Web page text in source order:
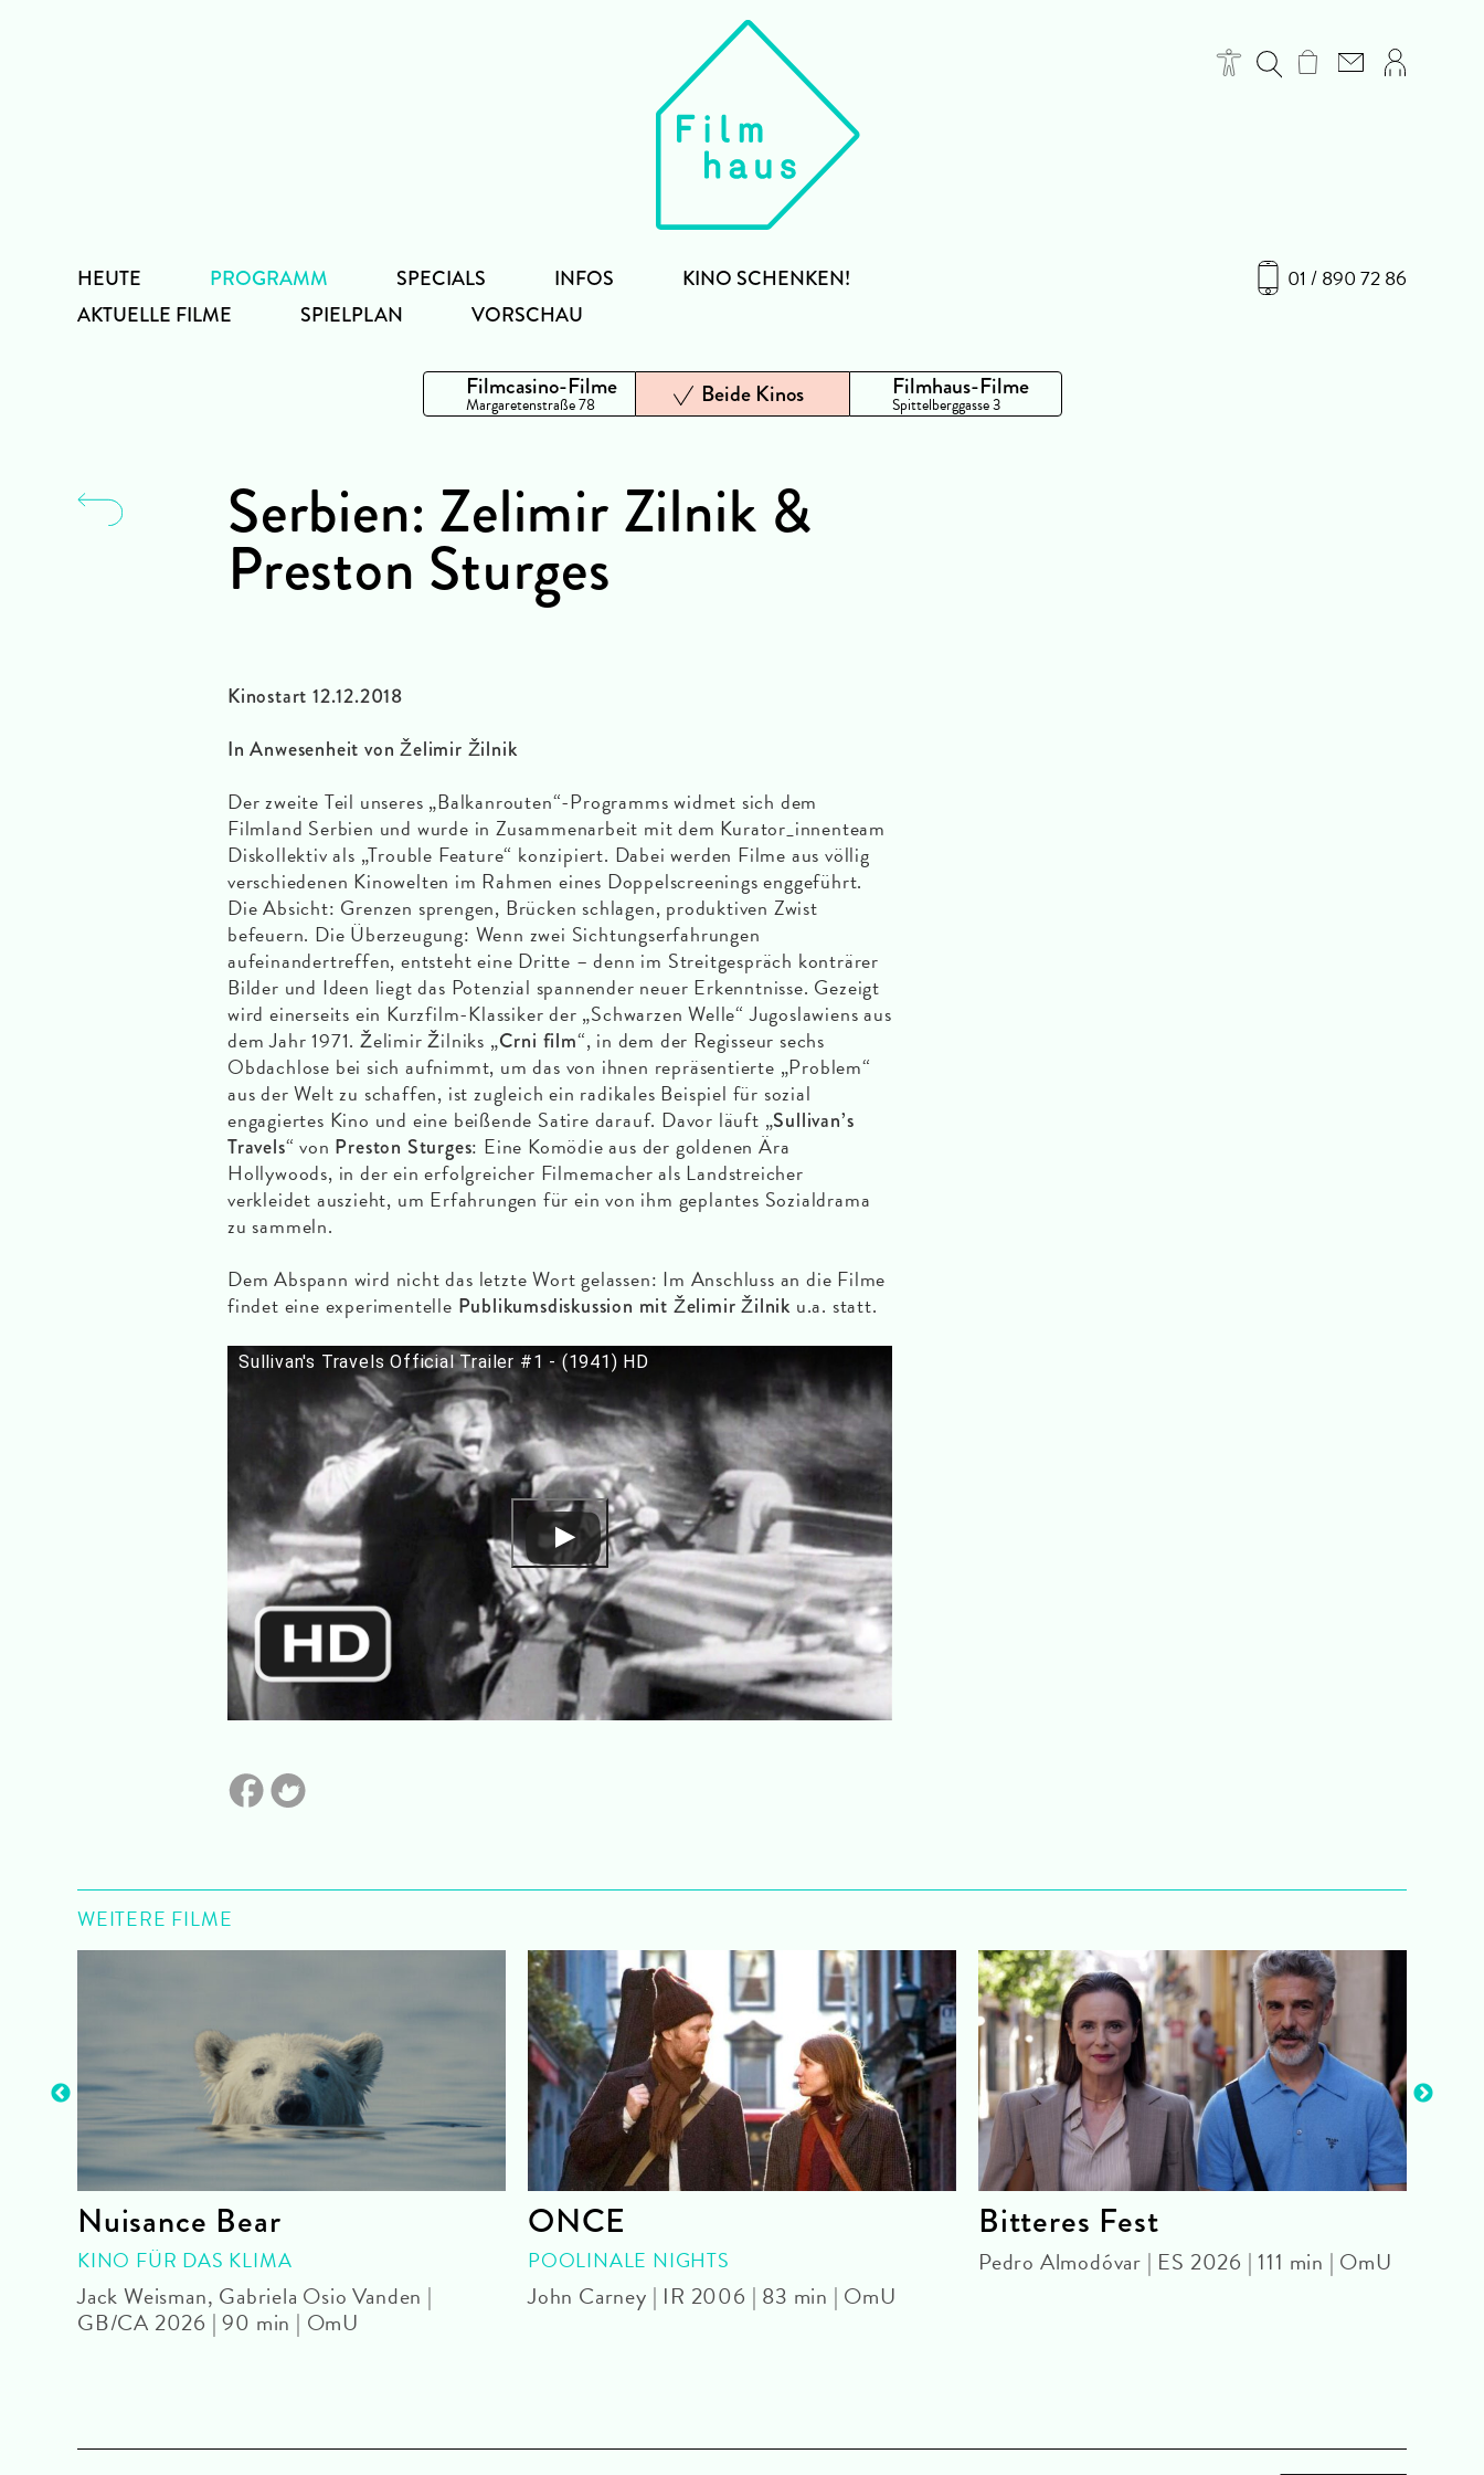
01 / 890 72 86
HEUTE
PROGRAMM
AKTUELLE FILME
SPIELPLAN VORSCHAU
SPECIALS INFOS KINO SCHENKEN!
Filmcasino-Filme
Margaretenstraße 78 Beide Kinos Filmhaus-Filme
Spittelberggasse 3
Serbien: Zelimir Zilnik &
Preston Sturges
Kinostart 12.12.2018
In Anwesenheit von Želimir Žilnik
Der zweite Teil unseres „Balkanrouten“-Programms widmet sich dem
Filmland Serbien und wurde in Zusammenarbeit mit dem Kurator_innenteam
Diskollektiv als „Trouble Feature“ konzipiert. Dabei werden Filme aus völlig
verschiedenen Kinowelten im Rahmen eines Doppelscreenings enggeführt.
Die Absicht: Grenzen sprengen, Brücken schlagen, produktiven Zwist
befeuern. Die Überzeugung: Wenn zwei Sichtungserfahrungen
aufeinandertreffen, entsteht eine Dritte – denn im Streitgespräch konträrer
Bilder und Ideen liegt das Potenzial spannender neuer Erkenntnisse. Gezeigt
wird einerseits ein Kurzfilm-Klassiker der „Schwarzen Welle“ Jugoslawiens aus
dem Jahr 1971. Želimir Žilniks „Crni film“, in dem der Regisseur sechs
Obdachlose bei sich aufnimmt, um das von ihnen repräsentierte „Problem“
aus der Welt zu schaffen, ist zugleich ein radikales Beispiel für sozial
engagiertes Kino und eine beißende Satire darauf. Davor läuft „Sullivan’s
Travels“ von Preston Sturges: Eine Komödie aus der goldenen Ära
Hollywoods, in der ein erfolgreicher Filmemacher als Landstreicher
verkleidet auszieht, um Erfahrungen für ein von ihm geplantes Sozialdrama
zu sammeln.
Dem Abspann wird nicht das letzte Wort gelassen: Im Anschluss an die Filme
findet eine experimentelle Publikumsdiskussion mit Želimir Žilnik u.a. statt.
Sullivan's Travels Official Trailer #1 - (1941) HD
WEITERE FILME
Nuisance Bear
KINO FÜR DAS KLIMA
Jack Weisman, Gabriela Osio Vanden |
GB/CA 2026 | 90 min | OmU
ONCE
POOLINALE NIGHTS
John Carney | IR 2006 | 83 min | OmU
Bitteres Fest
Pedro Almodóvar | ES 2026 | 111 min | OmU